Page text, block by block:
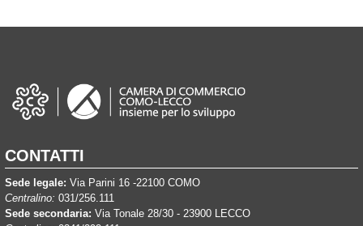
CONTATTI
Sede legale: Via Parini 16 -22100 COMO
Centralino: 031/256.111
Sede secondaria: Via Tonale 28/30 - 23900 LECCO